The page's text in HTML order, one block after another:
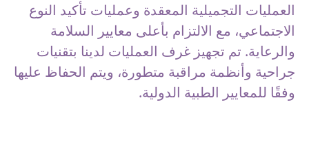
العمليات التجميلية المعقدة وعمليات تأكيد النوع
الاجتماعي، مع الالتزام بأعلى معايير السلامة
والرعاية. تم تجهيز غرف العمليات لدينا بتقنيات
جراحية وأنظمة مراقبة متطورة، ويتم الحفاظ عليها
وفقًا للمعايير الطبية الدولية.